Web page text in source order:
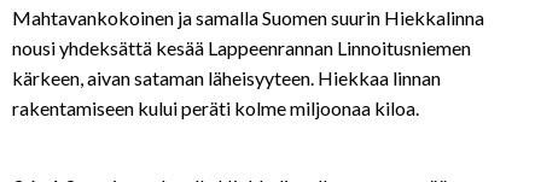
Mahtavankokoinen ja samalla Suomen suurin Hiekkalinna
nousi yhdeksättä kesää Lappeenrannan Linnoitusniemen
kärkeen, aivan sataman läheisyyteen. Hiekkaa linnan
rakentamiseen kului peräti kolme miljoonaa kiloa.